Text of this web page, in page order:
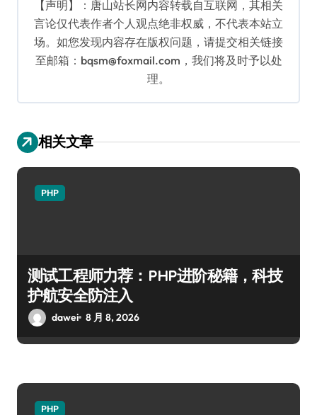
【声明】：唐山站长网内容转载自互联网，其相关
言论仅代表作者个人观点绝非权威，不代表本站立
场。如您发现内容存在版权问题，请提交相关链接
至邮箱：bqsm@foxmail.com，我们将及时予以处
理。
相关文章
PHP
测试工程师力荐：PHP进阶秘籍，科技
护航安全防注入
dawei 8 月 8, 2026
PHP